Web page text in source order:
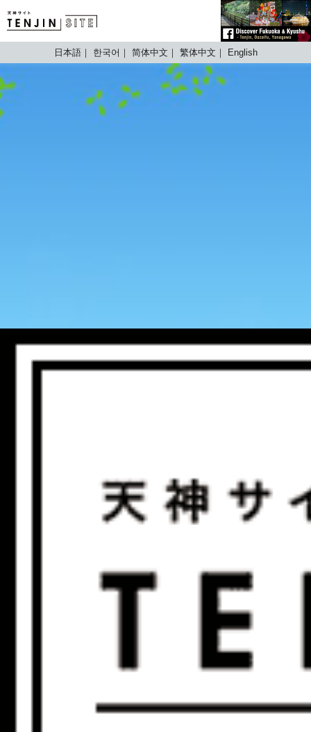
TENJIN SITE
日本語 한국어 简体中文 繁体中文 English